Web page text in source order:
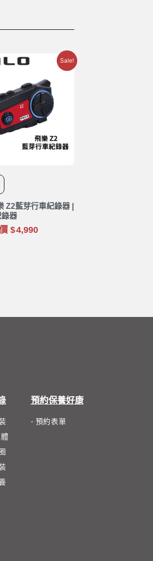
Sale!
Z2藍芽行車紀錄器 |
器
4,990
預約保養好康
- 預約表單